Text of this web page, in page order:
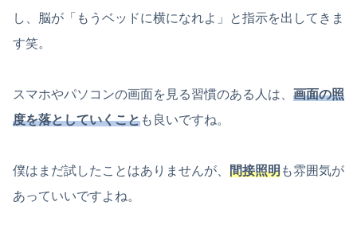
し、脳が「もうベッドに横になれよ」と指示を出してきま
す笑。
スマホやパソコンの画面を見る習慣のある人は、 画面の照
度を落としていくことも良いですね。
僕はまだ試したことはありませんが、 間接照明も雰囲気が
あっていいですよね。